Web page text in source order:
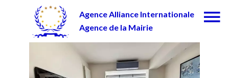
Agence Alliance Internationale
Agence de la Mairie